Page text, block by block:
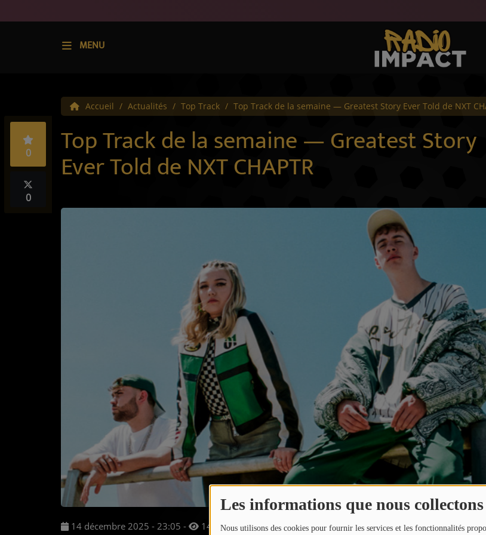
Les informations que nous collectons
Nous utilisons des cookies pour fournir les services et les fonctionnalités
MENU
Radio
Écoute
Appli IMPACT
Titres diffusés
Participe
Soutenir Impact
Mur des kiffs
Dédicaces audio
Accueil Actualités Top Track Top Track de la semaine — Greatest Story Ever Told de NXT
Top Track de la semaine — Greatest Story
Ever Told de NXT CHAPTR
0
0
14 décembre 2025 - 23:05 - 1423 vues